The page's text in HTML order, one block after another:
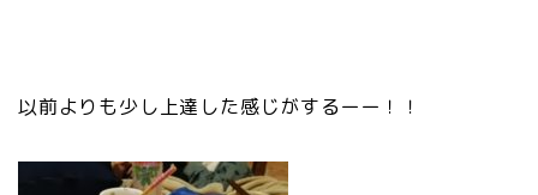
以前よりも少し上達した感じがするーー！！